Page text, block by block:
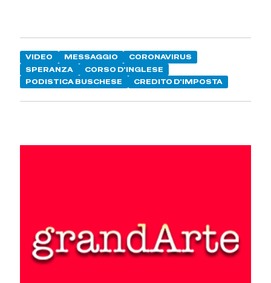
VIDEO MESSAGGIO
CORONAVIRUS
SPERANZA
CORSO D'INGLESE
PODISTICA BUSCHESE
CREDITO D'IMPOSTA